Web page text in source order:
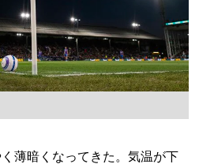
薄暗くなってきた。気温が下